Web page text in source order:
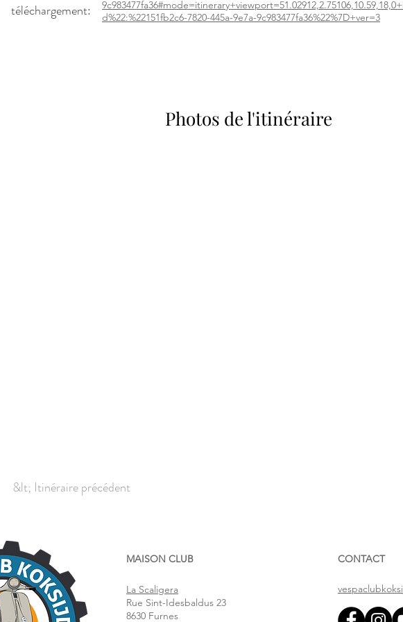
téléchargement:
d%22:%22151fb2c6-7820-445a-9e7a-9c983477fa36%22%7D+ver=3
Photos de l'itinéraire
&lt; Itinéraire précédent
MAISON CLUB
La Scaligera
Rue Sint-Idesbaldus 23
8630 Furnes
CONTACT